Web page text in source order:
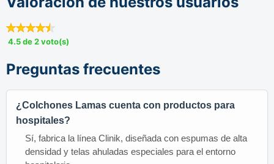
4.5 de 2 voto(s)
Preguntas frecuentes
¿Colchones Lamas cuenta con productos para
hospitales?
Sí, fabrica la línea Clinik, diseñada con espumas de alta
densidad y telas ahuladas especiales para el entorno